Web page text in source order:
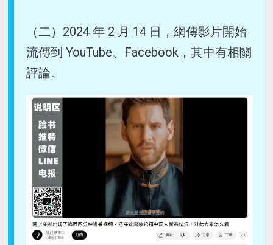
（二）2024 年 2 月 14 日，網傳影片開始
流傳到 YouTube、Facebook，其中有相關
評論。